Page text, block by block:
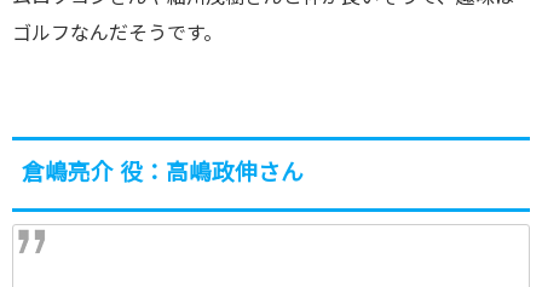
ゴルフなんだそうです。
倉嶋亮介 役：高嶋政伸さん